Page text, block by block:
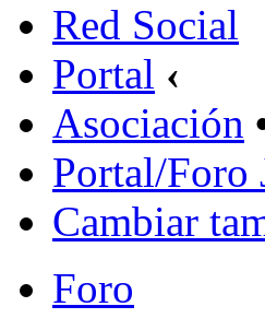
Red Social
Portal ‹
Asociación
Portal/Foro
Cambiar
Foro